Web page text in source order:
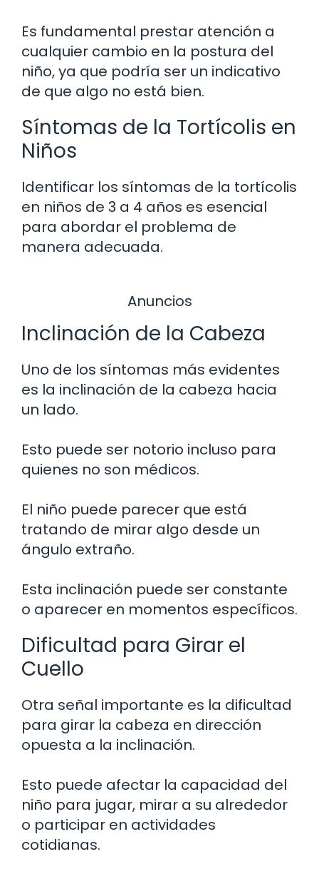
Es fundamental prestar atención a
cualquier cambio en la postura del
niño, ya que podría ser un indicativo
de que algo no está bien.
Síntomas de la Tortícolis en
Niños
Identificar los síntomas de la tortícolis
en niños de 3 a 4 años es esencial
para abordar el problema de
manera adecuada.
Anuncios
Inclinación de la Cabeza
Uno de los síntomas más evidentes
es la inclinación de la cabeza hacia
un lado.
Esto puede ser notorio incluso para
quienes no son médicos.
El niño puede parecer que está
tratando de mirar algo desde un
ángulo extraño.
Esta inclinación puede ser constante
o aparecer en momentos específicos.
Dificultad para Girar el
Cuello
Otra señal importante es la dificultad
para girar la cabeza en dirección
opuesta a la inclinación.
Esto puede afectar la capacidad del
niño para jugar, mirar a su alrededor
o participar en actividades
cotidianas.